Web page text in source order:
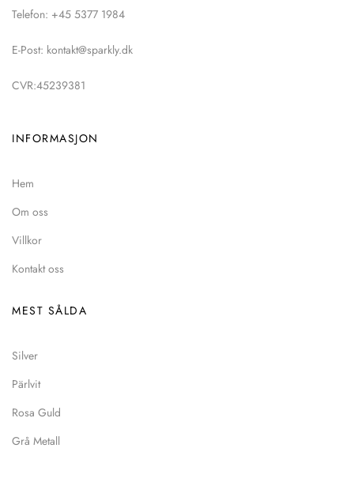
Telefon: +45 5377 1984
E-Post: kontakt@sparkly.dk
CVR:45239381
INFORMASJON
Hem
Om oss
Villkor
Kontakt oss
MEST SÅLDA
Silver
Pärlvit
Rosa Guld
Grå Metall